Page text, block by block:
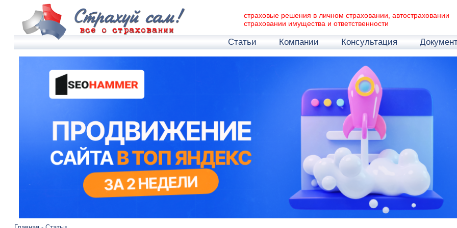
страховые решения в личном страховании, автостраховании
страховании имущества и ответственности
Статьи Компании Консультация